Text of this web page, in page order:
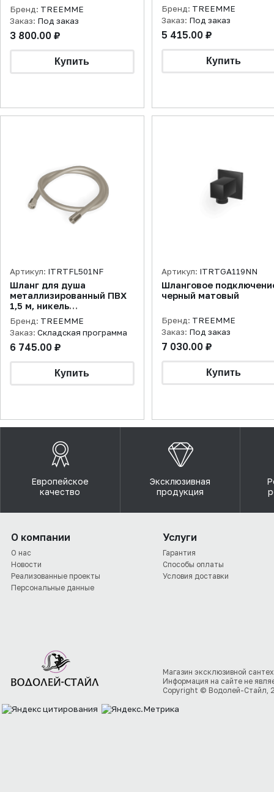
Бренд: TREEMME
Заказ: Под заказ
3 800.00 ₽
Бренд: TREEMME
Заказ: Под заказ
5 415.00 ₽
Артикул: ITRTFL501NF
Шланг для душа
металлизированный ПВХ
1,5 м, никель
брашированный
Бренд: TREEMME
Заказ: Складская программа
6 745.00 ₽
Артикул: ITRTGA119NN
Шланговое
черный матовый
Бренд: TREEMME
Заказ: Под заказ
7 030.00 ₽
Европейское
качество
Эксклюзивная
продукция
О компании
О нас
Новости
Реализованные проекты
Персональные данные
Услуги
Гарантия
Способы оплаты
Условия доставки
Магазин эксклюзивной
Информация на сайте не
Copyright © Водолей-Стайл,